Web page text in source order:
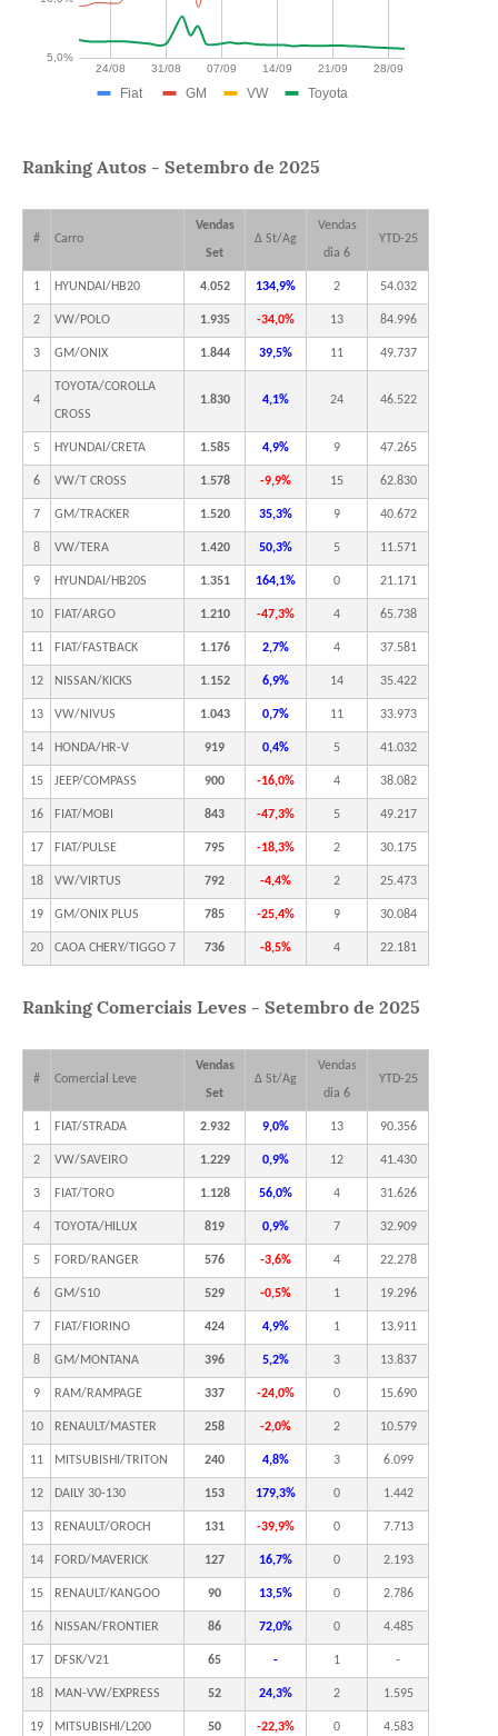
Ranking Autos - Setembro de 2025
# Carro
Vendas
Set
Δ St/Ag
Vendas
dia 6
YTD-25
1 HYUNDAI/HB20 4.052 134,9% 2 54.032
2 VW/POLO 1.935 -34,0% 13 84.996
3 GM/ONIX 1.844 39,5% 11 49.737
4
TOYOTA/COROLLA
CROSS
1.830 4,1% 24 46.522
5 HYUNDAI/CRETA 1.585 4,9% 9 47.265
6 VW/T CROSS 1.578 -9,9% 15 62.830
7 GM/TRACKER 1.520 35,3% 9 40.672
8 VW/TERA 1.420 50,3% 5 11.571
9 HYUNDAI/HB20S 1.351 164,1% 0 21.171
10 FIAT/ARGO 1.210 -47,3% 4 65.738
11 FIAT/FASTBACK 1.176 2,7% 4 37.581
12 NISSAN/KICKS 1.152 6,9% 14 35.422
13 VW/NIVUS 1.043 0,7% 11 33.973
14 HONDA/HR-V 919 0,4% 5 41.032
15 JEEP/COMPASS 900 -16,0% 4 38.082
16 FIAT/MOBI 843 -47,3% 5 49.217
17 FIAT/PULSE 795 -18,3% 2 30.175
18 VW/VIRTUS 792 -4,4% 2 25.473
19 GM/ONIX PLUS 785 -25,4% 9 30.084
20 CAOA CHERY/TIGGO 7 736 -8,5% 4 22.181
Ranking Comerciais Leves - Setembro de 2025
# Comercial Leve
Vendas
Set
Δ St/Ag
Vendas
dia 6
YTD-25
1 FIAT/STRADA 2.932 9,0% 13 90.356
2 VW/SAVEIRO 1.229 0,9% 12 41.430
3 FIAT/TORO 1.128 56,0% 4 31.626
4 TOYOTA/HILUX 819 0,9% 7 32.909
5 FORD/RANGER 576 -3,6% 4 22.278
6 GM/S10 529 -0,5% 1 19.296
7 FIAT/FIORINO 424 4,9% 1 13.911
8 GM/MONTANA 396 5,2% 3 13.837
9 RAM/RAMPAGE 337 -24,0% 0 15.690
10 RENAULT/MASTER 258 -2,0% 2 10.579
11 MITSUBISHI/TRITON 240 4,8% 3 6.099
12 DAILY 30-130 153 179,3% 0 1.442
13 RENAULT/OROCH 131 -39,9% 0 7.713
14 FORD/MAVERICK 127 16,7% 0 2.193
15 RENAULT/KANGOO 90 13,5% 0 2.786
16 NISSAN/FRONTIER 86 72,0% 0 4.485
17 DFSK/V21 65 - 1 -
18 MAN-VW/EXPRESS 52 24,3% 2 1.595
19 MITSUBISHI/L200 50 -22,3% 0 4.583